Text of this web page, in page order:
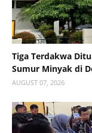
Tiga Terdakwa
Sumur Minyak di
AUGUST 07, 2026